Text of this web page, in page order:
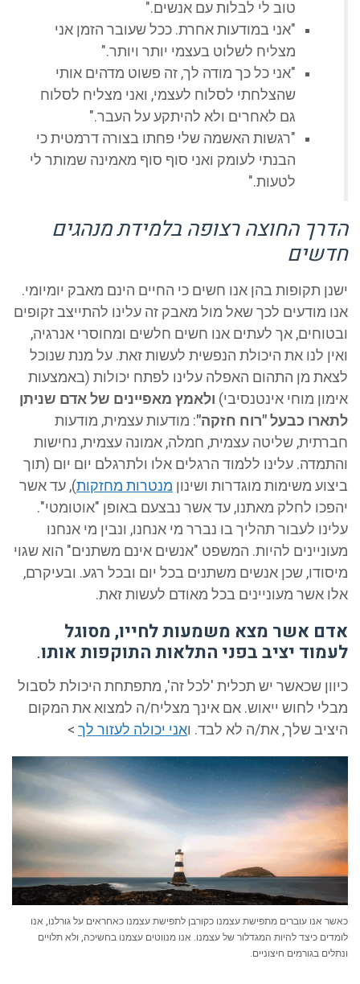
טוב לי לבלות עם אנשים."
"אני במודעות אחרת. ככל שעובר הזמן אני
מצליח לשלוט בעצמי יותר ויותר."
"אני כל כך מודה לך, זה פשוט מדהים אותי
שהצלחתי לסלוח לעצמי, ואני מצליח לסלוח
גם לאחרים ולא להיתקע על העבר."
"רגשות האשמה שלי פחתו בצורה דרמטית כי
הבנתי לעומק ואני סוף סוף מאמינה שמותר לי
לטעות."
הדרך החוצה רצופה בלמידת מנהגים
חדשים
ישנן תקופות בהן אנו חשים כי החיים הינם מאבק יומיומי.
אנו מודעים לכך שאל מול מאבק זה עלינו להתייצב זקופים
ובטוחים, אך לעתים אנו חשים חלשים ומחוסרי אנרגיה,
ואין לנו את היכולת הנפשית לעשות זאת. על מנת שנוכל
לצאת מן התהום האפלה עלינו לפתח יכולות (באמצעות
אימון מוחי אינטנסיבי) ולאמץ מאפיינים של אדם שניתן
לתארו כבעל "רוח חזקה": מודעות עצמית, מודעות
חברתית, שליטה עצמית, חמלה, אמונה עצמית, נחישות
והתמדה. עלינו ללמוד הרגלים אלו ולתרגלם יום יום (תוך
ביצוע משימות מוגדרות ושינון מנטרות מחזקות), עד אשר
יהפכו לחלק מאתנו, עד אשר נבצעם באופן "אוטומטי".
עלינו לעבור תהליך בו נברר מי אנחנו, ונבין מי אנחנו
מעוניינים להיות. המשפט "אנשים אינם משתנים" הוא שגוי
מיסודו, שכן אנשים משתנים בכל יום ובכל רגע. ובעיקרם,
אלו אשר מעוניינים בכל מאודם לעשות זאת.
אדם אשר מצא משמעות לחייו, מסוגל
לעמוד יציב בפני התלאות התוקפות אותו.
כיוון שכאשר יש תכלית 'לכל זה', מתפתחת היכולת לסבול
מבלי לחוש ייאוש. אם אינך מצליח/ה למצוא את המקום
היציב שלך, את/ה לא לבד. ואני יכולה לעזור לך >
כאשר אנו עוברים מתפישת עצמנו כקורבן לתפישת עצמנו כאחראים על גורלנו, אנו
לומדים כיצד להיות המגדלור של עצמנו. אנו מנווטים עצמנו בחשיכה, ולא תלויים
ונתלים בגורמים חיצוניים.